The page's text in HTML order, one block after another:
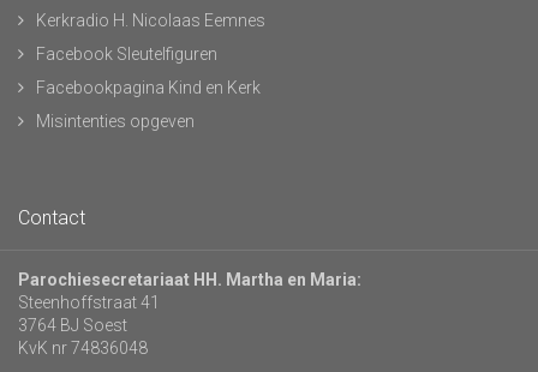
Kerkradio H. Nicolaas Eemnes
Facebook Sleutelfiguren
Facebookpagina Kind en Kerk
Misintenties opgeven
Contact
Parochiesecretariaat HH. Martha en Maria:
Steenhoffstraat 41
3764 BJ Soest
KvK nr 74836048